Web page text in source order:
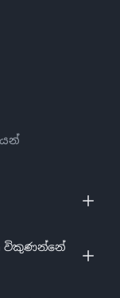
විකුණන්නේ